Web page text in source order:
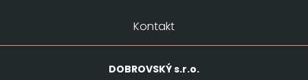
Kontakt
DOBROVSKÝs.r.o.